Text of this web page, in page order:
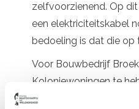
zelfvoorzienend. Op
een elektriciteitskabel
bedoeling is dat die op
Voor Bouwbedrijf
Koloniewoningen te
bijzondere en